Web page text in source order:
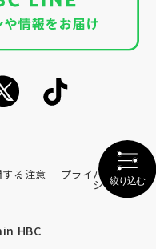
る注意 プライバシーポリ
シー
HBC